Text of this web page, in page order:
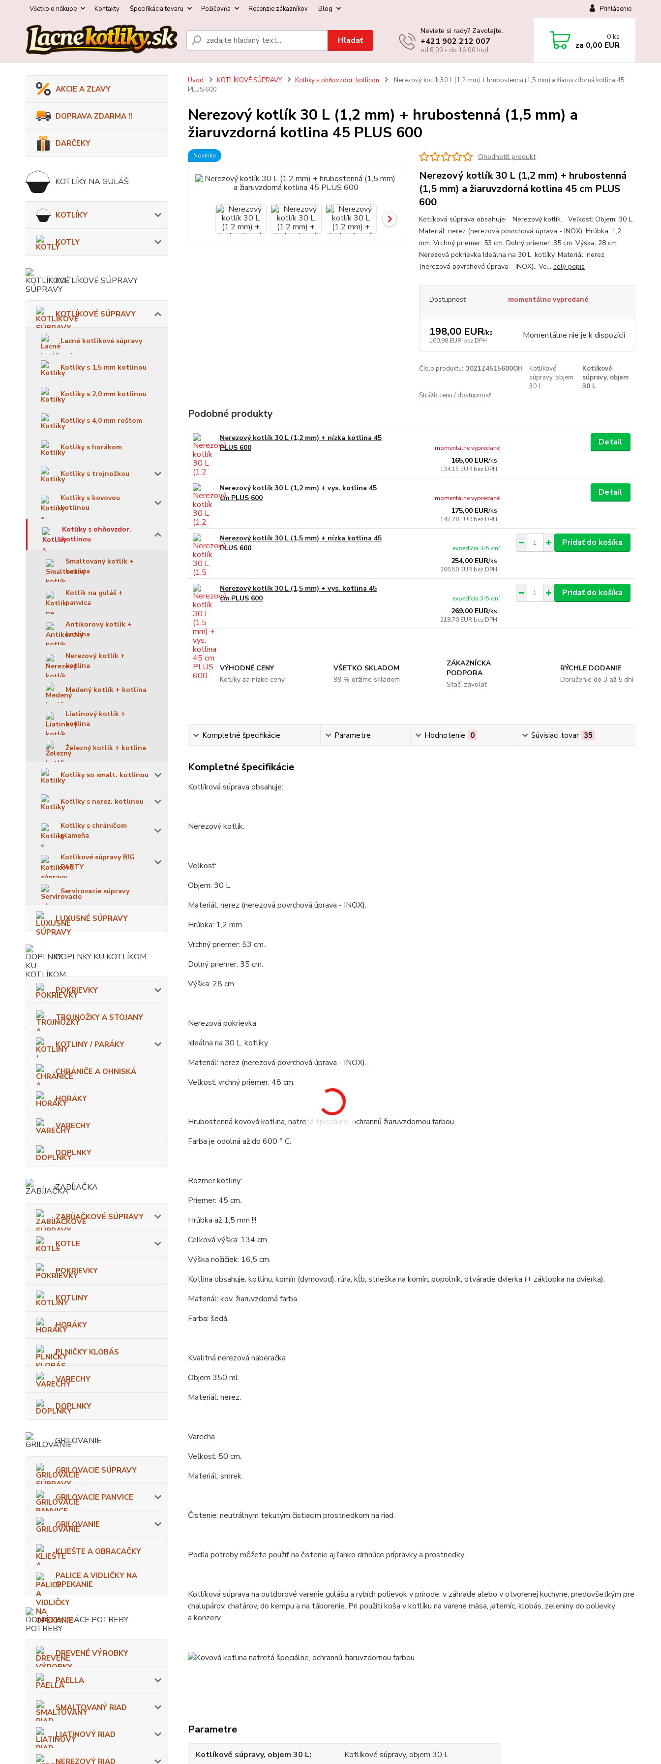
Všetko o nákupe Kontakty Špecifikácia tovaru Požičovňa Recenzie zákazníkov Blog Prihlásenie
Hľadať
Neviete si rady? Zavolajte.
+421 902 212 007
od 8:00 - do 16:00 hod
0 ks
za 0,00 EUR
AKCIE A ZĽAVY
DOPRAVA ZDARMA !!
DARČEKY
KOTLÍKY NA GULÁŠ
KOTLÍKY
KOTLY
KOTLÍKOVÉ SÚPRAVY
KOTLÍKOVÉ SÚPRAVY
Lacné kotlíkové súpravy
Kotlíky s 1,5 mm kotlinou
Kotlíky s 2,0 mm kotlinou
Kotlíky s 4,0 mm roštom
Kotlíky s horákom
Kotlíky s trojnožkou
Kotlíky s kovovou
kotlinou
Kotlíky s ohňovzdor.
kotlinou
Smaltovaný kotlík +
kotlina
Kotlík na guláš +
panvica
Antikorový kotlík +
kotlina
Nerezový kotlík +
kotlina
Medený kotlík + kotlina
Liatinový kotlík +
kotlina
Železný kotlík + kotlina
Kotlíky so smalt. kotlinou
Kotlíky s nerez. kotlinou
Kotlíky s chráničom
plameňa
Kotlíkové súpravy BIG
PARTY
Servírovacie súpravy
LUXUSNÉ SÚPRAVY
DOPLNKY KU KOTLÍKOM
POKRIEVKY
TROJNOŽKY A STOJANY
KOTLINY / PARÁKY
CHRÁNIČE A OHNISKÁ
HORÁKY
VARECHY
DOPLNKY
ZABÍJAČKA
ZABÍJAČKOVÉ SÚPRAVY
KOTLE
POKRIEVKY
KOTLINY
HORÁKY
PLNIČKY KLOBÁS
VARECHY
DOPLNKY
GRILOVANIE
GRILOVACIE SÚPRAVY
GRILOVACIE PANVICE
GRILOVANIE
KLIEŠTE A OBRACAČKY
PALICE A VIDLIČKY NA
OPEKANIE
DOMÁCE POTREBY
DREVENÉ VÝROBKY
PAELLA
SMALTOVANÝ RIAD
LIATINOVÝ RIAD
NEREZOVÝ RIAD
Úvod KOTLÍKOVÉ SÚPRAVY Kotlíky s ohňovzdor. kotlinou
Nerezový kotlík 30 L (1,2 mm) + hrubostenná (1,5 mm) a žiaruvzdorná kotlina 45
PLUS 600
Nerezový kotlík 30 L (1,2 mm) + hrubostenná (1,5 mm) a
žiaruvzdorná kotlina 45 PLUS 600
Novinka Ohodnotiť produkt
Nerezový kotlík 30 L (1,2 mm) + hrubostenná
(1,5 mm) a žiaruvzdorná kotlina 45 cm PLUS
600
Kotlíková súprava obsahuje: Nerezový kotlík. Veľkosť: Objem: 30 L.
Materiál: nerez (nerezová povrchová úprava - INOX). Hrúbka: 1,2
mm. Vrchný priemer: 53 cm. Dolný priemer: 35 cm. Výška: 28 cm.
Nerezová pokrievka Ideálna na 30 L. kotlíky. Materiál: nerez
(nerezová povrchová úprava - INOX).. Ve... celý popis
Dostupnosť momentálne vypredané
198,00 EUR/ks
160,98 EUR bez DPH Momentálne nie je k dispozícii
Číslo produktu: 302124515600OH
Kotlíkové
súpravy, objem
30 L:
Kotlíkové
súpravy, objem
30 L
Strážiť cenu / dostupnosť
Podobné produkty
Nerezový kotlík 30 L (1,2 mm) + nízka kotlina 45
PLUS 600
165,00 EUR/ks
134,15 EUR bez DPH
momentálne vypredané
Detail
Nerezový kotlík 30 L (1,2 mm) + vys. kotlina 45
cm PLUS 600
175,00 EUR/ks
142,28 EUR bez DPH
momentálne vypredané
Detail
Nerezový kotlík 30 L (1,5 mm) + nízka kotlina 45
PLUS 600
254,00 EUR/ks
206,50 EUR bez DPH
expedícia 3-5 dní
Pridať do košíka
Nerezový kotlík 30 L (1,5 mm) + vys. kotlina 45
cm PLUS 600
269,00 EUR/ks
218,70 EUR bez DPH
expedícia 3-5 dní
Pridať do košíka
VÝHODNÉ CENY
Kotlíky za nízke ceny
VŠETKO SKLADOM
99 % držíme skladom
ZÁKAZNÍCKA
PODPORA
Stačí zavolať
RÝCHLE DODANIE
Doručenie do 3 až 5 dní
Kompletné špecifikácie Parametre Hodnotenie 0 Súvisiaci tovar 35
Kompletné špecifikácie
Kotlíková súprava obsahuje:
Nerezový kotlík.
Veľkosť:
Objem: 30 L.
Materiál: nerez (nerezová povrchová úprava - INOX).
Hrúbka: 1,2 mm.
Vrchný priemer: 53 cm.
Dolný priemer: 35 cm.
Výška: 28 cm.
Nerezová pokrievka
Ideálna na 30 L. kotlíky.
Materiál: nerez (nerezová povrchová úprava - INOX)..
Veľkosť: vrchný priemer: 48 cm.
Hrubostenná kovová kotlina, natretá špeciálne, ochrannú žiaruvzdornou farbou.
Farba je odolná až do 600 ° C.
Rozmer kotliny:
Priemer: 45 cm.
Hrúbka až 1,5 mm !!!
Celková výška: 134 cm.
Výška nožičiek: 16,5 cm.
Kotlina obsahuje: kotlinu, komín (dymovod): rúra, kĺb, strieška na komín, popolník, otváracie dvierka (+ záklopka na dvierka).
Materiál: kov, žiaruvzdorná farba.
Farba: šedá.
Kvalitná nerezová naberačka
Objem 350 ml.
Materiál: nerez.
Varecha
Veľkosť: 50 cm.
Materiál: smrek.
Čistenie: neutrálnym tekutým čistiacim prostriedkom na riad.
Podľa potreby môžete použiť na čistenie aj ľahko drhnúce prípravky a prostriedky.
Kotlíková súprava na outdorové varenie gulášu a rybích polievok v prírode, v záhrade alebo v otvorenej kuchyne, predovšetkým pre
chalupárov, chatárov, do kempu a na táborenie. Pri použití koša v kotlíku na varene mäsa, jaterníc, klobás, zeleniny do polievky
a konzerv.
Parametre
Kotlíkové súpravy, objem 30 L Kotlíkové súpravy, objem 30 L